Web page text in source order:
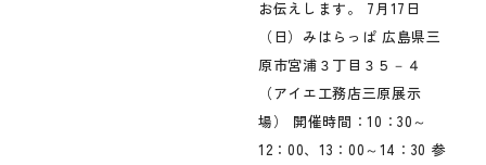
お伝えします。 7月17日
（日）みはらっぱ 広島県三
原市宮浦３丁目３５－４
（アイエ工務店三原展示
場） 開催時間：10：30～
12：00、13：00～14：30 参